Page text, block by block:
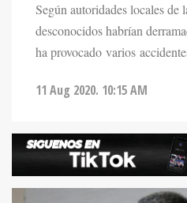
Según autoridades locales de
desconocidos habrían
ha provocado varios
11 Aug 2020. 10:15 AM